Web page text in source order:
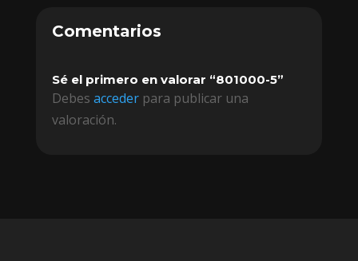
Comentarios
Sé el primero en valorar “801000-5”
Debes accederpara publicar una
valoración.